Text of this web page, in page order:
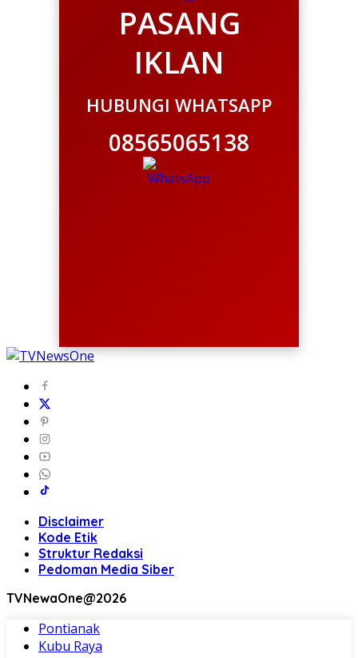
PASANG
IKLAN
HUBUNGI WHATSAPP
08565065138
Disclaimer
Kode Etik
Struktur Redaksi
Pedoman Media Siber
TVNewaOne@2026
Pontianak
Kubu Raya